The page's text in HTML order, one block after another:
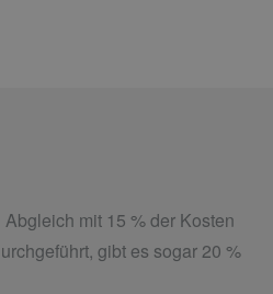
mit 15 % der Kosten
gibt es sogar 20 %